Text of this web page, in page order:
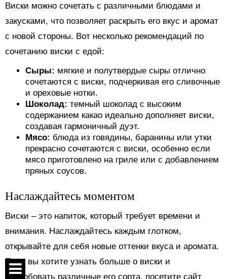
Виски можно сочетать с различными блюдами и
закусками, что позволяет раскрыть его вкус и аромат
с новой стороны. Вот несколько рекомендаций по
сочетанию виски с едой:
Сыры: мягкие и полутвердые сыры отлично
сочетаются с виски, подчеркивая его сливочные
и ореховые нотки.
Шоколад: темный шоколад с высоким
содержанием какао идеально дополняет виски,
создавая гармоничный дуэт.
Мясо: блюда из говядины, баранины или утки
прекрасно сочетаются с виски, особенно если
мясо приготовлено на гриле или с добавлением
пряных соусов.
Наслаждайтесь моментом
Виски – это напиток, который требует времени и
внимания. Наслаждайтесь каждым глотком,
открывайте для себя новые оттенки вкуса и аромата.
Если вы хотите узнать больше о виски и
попробовать различные его сорта, посетите сайт